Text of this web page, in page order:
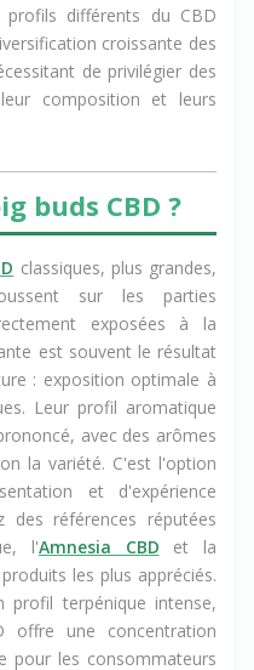
CBDP, leCBDXet le NL-1.
différents du CBD
croissante des
de privilégier des
composition et leurs
buds CBD ?
classiques, plus grandes,
sur les parties
exposées à la
est souvent le résultat
: exposition optimale à
Leur profil aromatique
avec des arômes
la variété. C'est l'option
et d'expérience
des références réputées
l'Amnesia CBDet la
les plus appréciés.
profil terpénique intense,
offre une concentration